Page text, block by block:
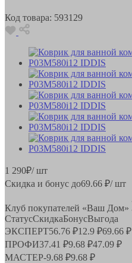
Код товара: 593129
1 290₽/ шт
Скидка и бонус до69.66 ₽/ шт
Клуб покупателей «Ваш Дом»
СтатусСкидкаБонусВыгода
ЭКСПЕРТ56.76 ₽12.9 ₽69.66 ₽
ПРОФИ37.41 ₽9.68 ₽47.09 ₽
МАСТЕР-9.68 ₽9.68 ₽